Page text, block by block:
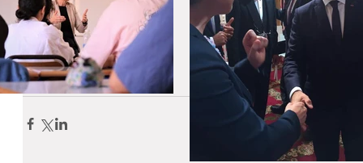
Circonscription
Education
Sénat